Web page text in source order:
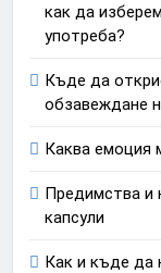
как да
употреба?
Къде да
обзавеждане
Каква емоция
Предимства и
капсули
Как и къде да